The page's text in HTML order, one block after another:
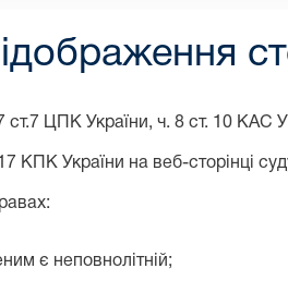
ст.7 ЦПК України, ч. 8 ст. 10 КАС
КПК України на веб-сторінці
є неповнолітній;